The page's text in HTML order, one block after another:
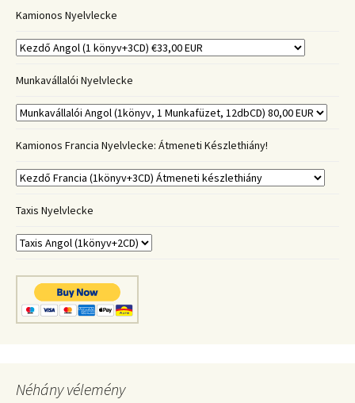
Kamionos Nyelvlecke
Munkavállalói Nyelvlecke
Kamionos Francia Nyelvlecke: Átmeneti Készlethiány!
Taxis Nyelvlecke
Néhány vélemény